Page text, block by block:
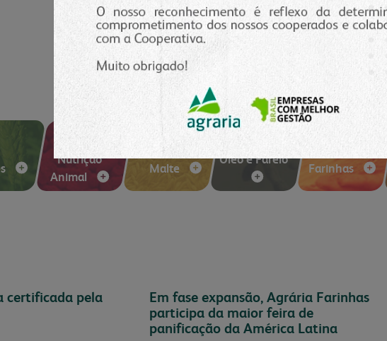
biblioteca digital
vídeos
contatos comerciais
contatos
portfólio resumido
onde encontrar
Nutrição
Animal
Malte
Óleo e Farelo
Farinhas
certificada pela
Em fase expansão, Agrária Farinhas
participa da maior feira de
panificação da América Latina